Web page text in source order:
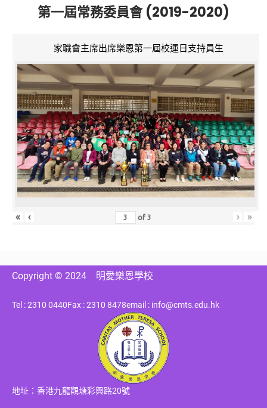
第一屆常務委員會 (2019-2020)
家職會主席出席樂恩第一屆校運日支持員生
« ‹ of3 › »
Copyright © 2024 明愛樂恩學校
Tel : 2310 0440Fax : 2310 8478email : info@cmts.edu.hk
地址：香港九龍觀塘彩興路20號